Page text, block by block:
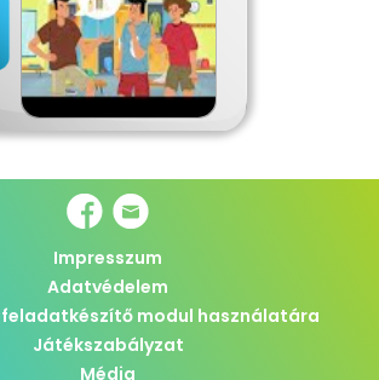
Impresszum
Adatvédelem
feladatkészítő modul használatára
Játékszabályzat
Média